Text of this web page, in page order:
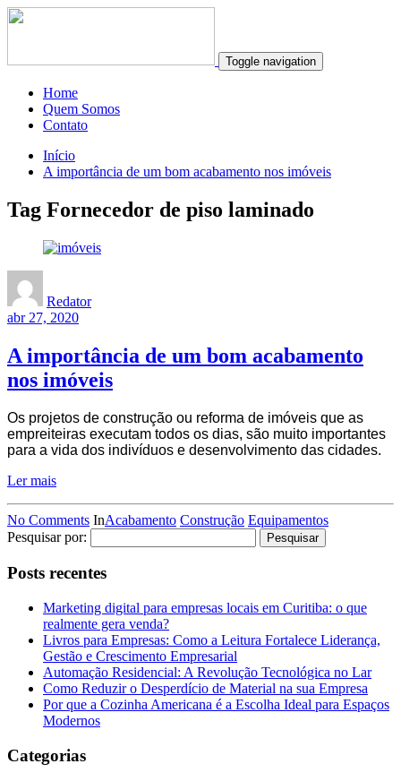
Toggle navigation
Home
Quem Somos
Contato
Início
A importância de um bom acabamento nos imóveis
Tag Fornecedor de piso laminado
Redator
abr 27, 2020
A importância de um bom acabamento
nos imóveis
Os projetos de construção ou reforma de imóveis que as
empreiteiras executam todos os dias, são muito importantes
para a vida dos indivíduos e desenvolvimento das cidades.
Ler mais
No Comments InAcabamento Construção Equipamentos
Pesquisar por:
Posts recentes
Marketing digital para empresas locais em Curitiba: o que
realmente gera venda?
Livros para Empresas: Como a Leitura Fortalece Liderança,
Gestão e Crescimento Empresarial
Automação Residencial: A Revolução Tecnológica no Lar
Como Reduzir o Desperdício de Material na sua Empresa
Por que a Cozinha Americana é a Escolha Ideal para Espaços
Modernos
Categorias